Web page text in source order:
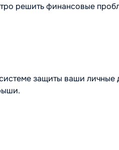
решить финансовые
защиты ваши личные